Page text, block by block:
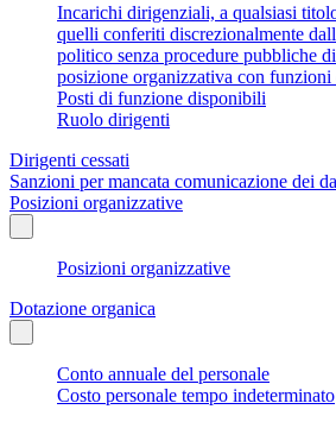
Incarichi dirigenziali, a qualsiasi
quelli conferiti discrezionalmente
politico senza procedure pubbliche
posizione organizzativa con
Posti di funzione disponibili
Ruolo dirigenti
Dirigenti cessati
Sanzioni per mancata comunicazione dei
Posizioni organizzative
Posizioni organizzative
Dotazione organica
Conto annuale del personale
Costo personale tempo indeterminato